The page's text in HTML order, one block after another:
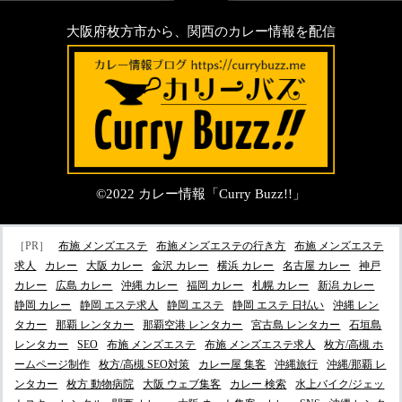
大阪府枚方市から、関西のカレー情報を配信
©2022 カレー情報「Curry Buzz!!」
［PR］ 布施 メンズエステ 布施メンズエステの行き方
布施 メンズエステ
求人
カレー 大阪 カレー 金沢 カレー 横浜 カレー 名古屋 カレー
神戸
カレー
広島 カレー 沖縄 カレー 福岡 カレー 札幌 カレー
新潟 カレー
静岡 カレー
静岡 エステ求人 静岡 エステ 静岡 エステ 日払い
沖縄 レン
タカー
那覇 レンタカー 那覇空港 レンタカー 宮古島 レンタカー
石垣島
レンタカー
SEO 布施 メンズエステ 布施 メンズエステ求人
枚方/高槻 ホ
ームページ制作
枚方/高槻 SEO対策 カレー屋 集客 沖縄旅行
沖縄/那覇 レ
ンタカー
枚方 動物病院 大阪 ウェブ集客 カレー 検索
水上バイク/ジェッ